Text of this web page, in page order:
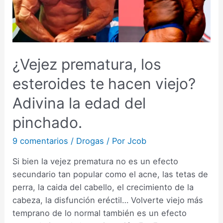
¿Vejez prematura, los
esteroides te hacen viejo?
Adivina la edad del
pinchado.
9 comentarios / Drogas / PorJcob
Si bien la vejez prematura no es un efecto
secundario tan popular como el acne, las tetas de
perra, la caida del cabello, el crecimiento de la
cabeza, la disfunción eréctil… Volverte viejo más
temprano de lo normal también es un efecto